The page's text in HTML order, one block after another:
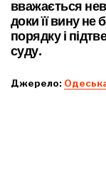
вважається
доки її вину
порядку і
суду.
Джерело: